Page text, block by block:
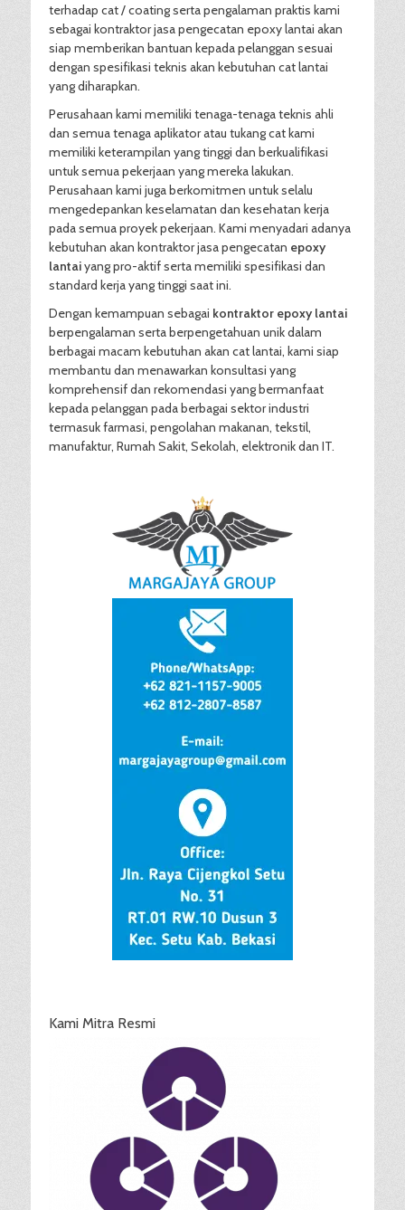
terhadap cat / coating serta pengalaman praktis kami
sebagai kontraktor jasa pengecatan epoxy lantai akan
siap memberikan bantuan kepada pelanggan sesuai
dengan spesifikasi teknis akan kebutuhan cat lantai
yang diharapkan.
Perusahaan kami memiliki tenaga-tenaga teknis ahli
dan semua tenaga aplikator atau tukang cat kami
memiliki keterampilan yang tinggi dan berkualifikasi
untuk semua pekerjaan yang mereka lakukan.
Perusahaan kami juga berkomitmen untuk selalu
mengedepankan keselamatan dan kesehatan kerja
pada semua proyek pekerjaan. Kami menyadari adanya
kebutuhan akan kontraktor jasa pengecatan epoxy
lantaiyang pro-aktif serta memiliki spesifikasi dan
standard kerja yang tinggi saat ini.
Dengan kemampuan sebagai kontraktor epoxy lantai
berpengalaman serta berpengetahuan unik dalam
berbagai macam kebutuhan akan cat lantai, kami siap
membantu dan menawarkan konsultasi yang
komprehensif dan rekomendasi yang bermanfaat
kepada pelanggan pada berbagai sektor industri
termasuk farmasi, pengolahan makanan, tekstil,
manufaktur, Rumah Sakit, Sekolah, elektronik dan IT.
Kami Mitra Resmi